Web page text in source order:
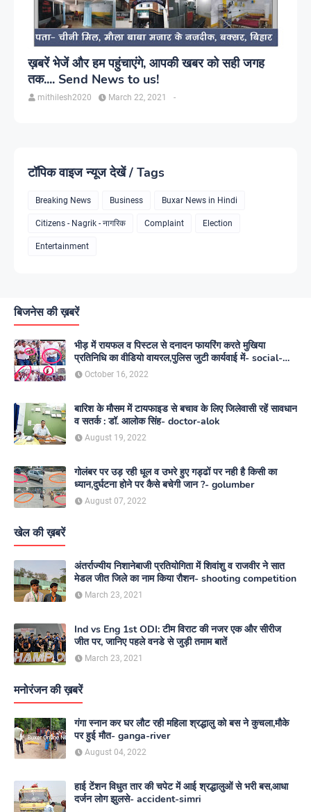
ख़बरें भेजें और हम पहुंचाएंगे, आपकी खबर को सही जगह
तक.... Send News to us!
mithilesh2020 -
March 22, 2021
टॉपिक वाइज न्यूज देखें / Tags
Breaking News Business Buxar News in Hindi
Citizens - Nagrik - नागरिक Complaint Election
Entertainment
बिजनेस की ख़बरें
भीड़ में रायफल व पिस्टल से दनादन फायरिंग करते मुखिया
प्रतिनिधि का वीडियो वायरल,पुलिस जुटी कार्यवाई में- social-
media
October 16, 2022
बारिश के मौसम में टायफाइड से बचाव के लिए जिलेवासी रहें सावधान
व सतर्क : डॉ. आलोक सिंह- doctor-alok
August 19, 2022
गोलंबर पर उड़ रही धूल व उभरे हुए गड्ढों पर नही है किसी का
ध्यान,दुर्घटना होने पर कैसे बचेगी जान ?- golumber
August 07, 2022
खेल की ख़बरें
अंतर्राज्यीय निशानेबाजी प्रतियोगिता में शिवांशु व राजवीर ने सात
मेडल जीत जिले का नाम किया रौशन- shooting competition
March 23, 2021
Ind vs Eng 1st ODI: टीम विराट की नजर एक और सीरीज
जीत पर, जानिए पहले वनडे से जुड़ी तमाम बातें
March 23, 2021
मनोरंजन की ख़बरें
गंगा स्नान कर घर लौट रही महिला श्रद्धालु को बस ने कुचला,मौके
पर हुई मौत- ganga-river
August 04, 2022
हाई टेंशन विधुत तार की चपेट में आई श्रद्धालुओं से भरी बस,आधा
दर्जन लोग झुलसे- accident-simri